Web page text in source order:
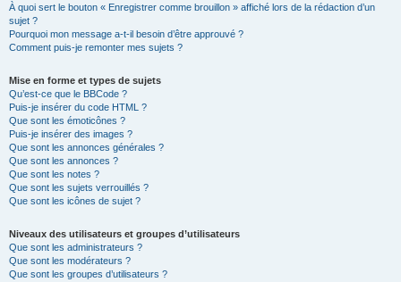
À quoi sert le bouton « Enregistrer comme brouillon » affiché lors de la rédaction d’un
sujet ?
Pourquoi mon message a-t-il besoin d’être approuvé ?
Comment puis-je remonter mes sujets ?
Mise en forme et types de sujets
Qu’est-ce que le BBCode ?
Puis-je insérer du code HTML ?
Que sont les émoticônes ?
Puis-je insérer des images ?
Que sont les annonces générales ?
Que sont les annonces ?
Que sont les notes ?
Que sont les sujets verrouillés ?
Que sont les icônes de sujet ?
Niveaux des utilisateurs et groupes d’utilisateurs
Que sont les administrateurs ?
Que sont les modérateurs ?
Que sont les groupes d’utilisateurs ?